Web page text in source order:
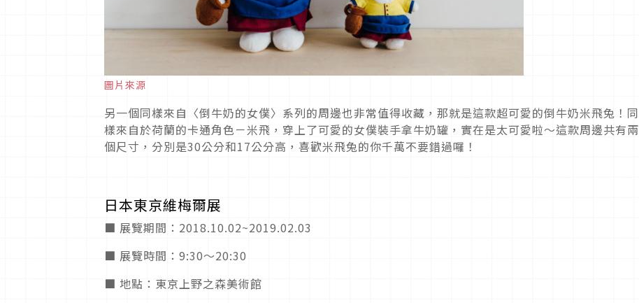
圖片來源
另一個同樣來自〈倒牛奶的女僕〉系列的周邊也非常值得收藏，那就是這款超可愛的倒牛奶米飛兔！同
樣來自於荷蘭的卡通角色－米飛，穿上了可愛的女僕裝手拿牛奶罐，實在是太可愛啦～這款周邊共有兩
個尺寸，分別是30公分和17公分高，喜歡米飛兔的你千萬不要錯過囉！
日本東京維梅爾展
■ 展覽期間：2018.10.02~2019.02.03
■ 展覽時間：9:30～20:30
■ 地點：東京上野之森美術館